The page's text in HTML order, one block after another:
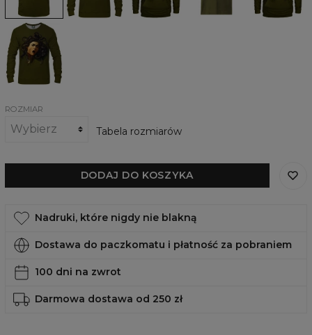
inspirowany
twórczością
Caravaggio
twóczością
Paula
Medusa,
inspirowana
of
Medusa,
Damska
bluza
Head
of
Medusa
ROZMIAR
Tabela rozmiarów
DODAJ DO KOSZYKA
Nadruki, które nigdy nie blakną
Dostawa do paczkomatu i płatność za pobraniem
100 dni na zwrot
Darmowa dostawa od 250 zł